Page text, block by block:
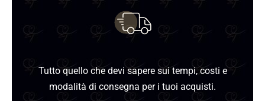
Tutto quello che devi sapere sui tempi, costi e
modalità di consegna per i tuoi acquisti.